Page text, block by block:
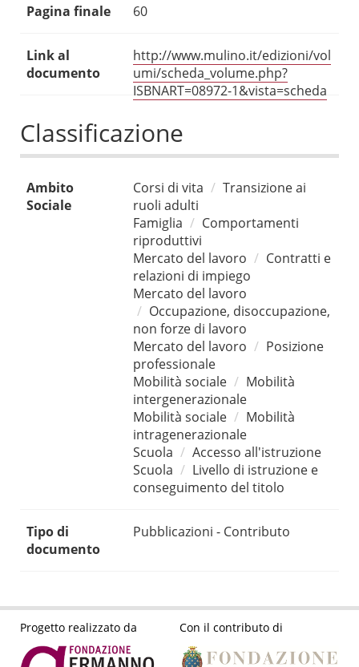
Pagina finale 60
Link al
documento
http://www.mulino.it/edizioni/vol
umi/scheda_volume.php?
ISBNART=08972-1&vista=scheda
Classificazione
Ambito
Sociale
Corsi di vita
Transizione ai
ruoli adulti
Famiglia
Comportamenti
riproduttivi
Mercato del lavoro
Contratti e
relazioni di impiego
Mercato del lavoro
Occupazione, disoccupazione,
non forze di lavoro
Mercato del lavoro
Posizione
professionale
Mobilità sociale
Mobilità
intergenerazionale
Mobilità sociale
Mobilità
intragenerazionale
Scuola
Accesso all'istruzione
Scuola
Livello di istruzione e
conseguimento del titolo
Tipo di
documento
Pubblicazioni - Contributo
Progetto realizzato da Con il contributo di